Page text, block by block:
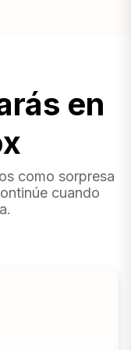
en
como sorpresa
cuando